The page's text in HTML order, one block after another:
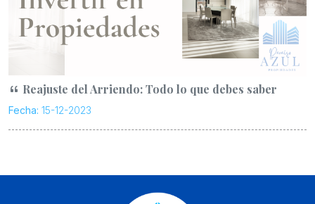
Reajuste del Arriendo: Todo lo que debes saber
Fecha: 15-12-2023